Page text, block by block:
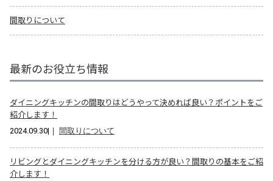
間取りについて
最新のお役立ち情報
ダイニングキッチンの間取りはどうやって決めれば良い？ポイントをご
紹介します！
2024.09.30|｜ 間取りについて
リビングとダイニングキッチンを分ける方が良い？間取りの基本をご紹
介します！